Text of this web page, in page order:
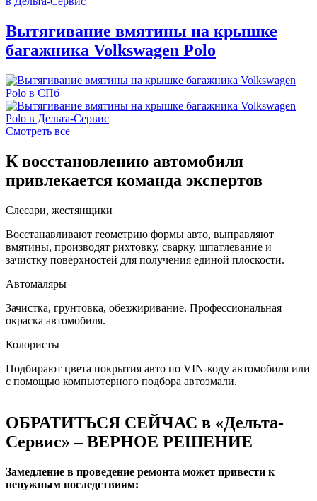
Вытягивание вмятины на крышке
багажника Volkswagen Polo
Смотреть все
К восстановлению автомобиля
привлекается команда экспертов
Слесари, жестянщики
Восстанавливают геометрию формы авто, выправляют
вмятины, производят рихтовку, сварку, шпатлевание и
зачистку поверхностей для получения единой плоскости.
Автомаляры
Зачистка, грунтовка, обезжиривание. Профессиональная
окраска автомобиля.
Колористы
Подбирают цвета покрытия авто по VIN-коду автомобиля или
с помощью компьютерного подбора автоэмали.
ОБРАТИТЬСЯ СЕЙЧАС в «Дельта-
Сервис» – ВЕРНОЕ РЕШЕНИЕ
Замедление в проведение ремонта может привести к
ненужным последствиям: